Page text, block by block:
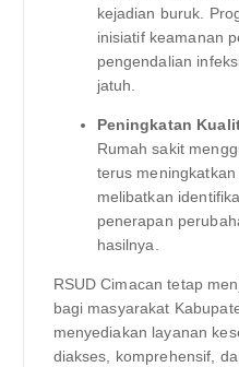
kejadian buruk.
inisiatif keamanan
pengendalian
jatuh.
Peningkatan
Rumah sakit
terus
melibatkan
penerapan
hasilnya.
RSUD Cimacan tetap
bagi masyarakat
menyediakan layanan
diakses, komprehensif,